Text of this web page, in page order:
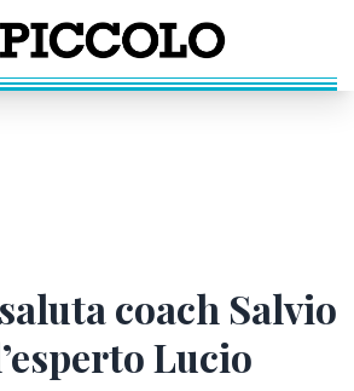
coach Salvio
Lucio